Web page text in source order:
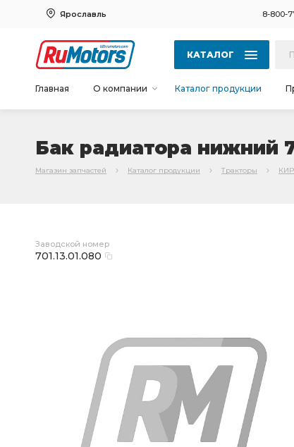
Ярославль 8-800-
КАТАЛОГ
Главная О компании Каталог продукции
Бак радиатора нижний
Магазин запчастей Каталог продукции Тракторы
Заводской номер
701.13.01.080